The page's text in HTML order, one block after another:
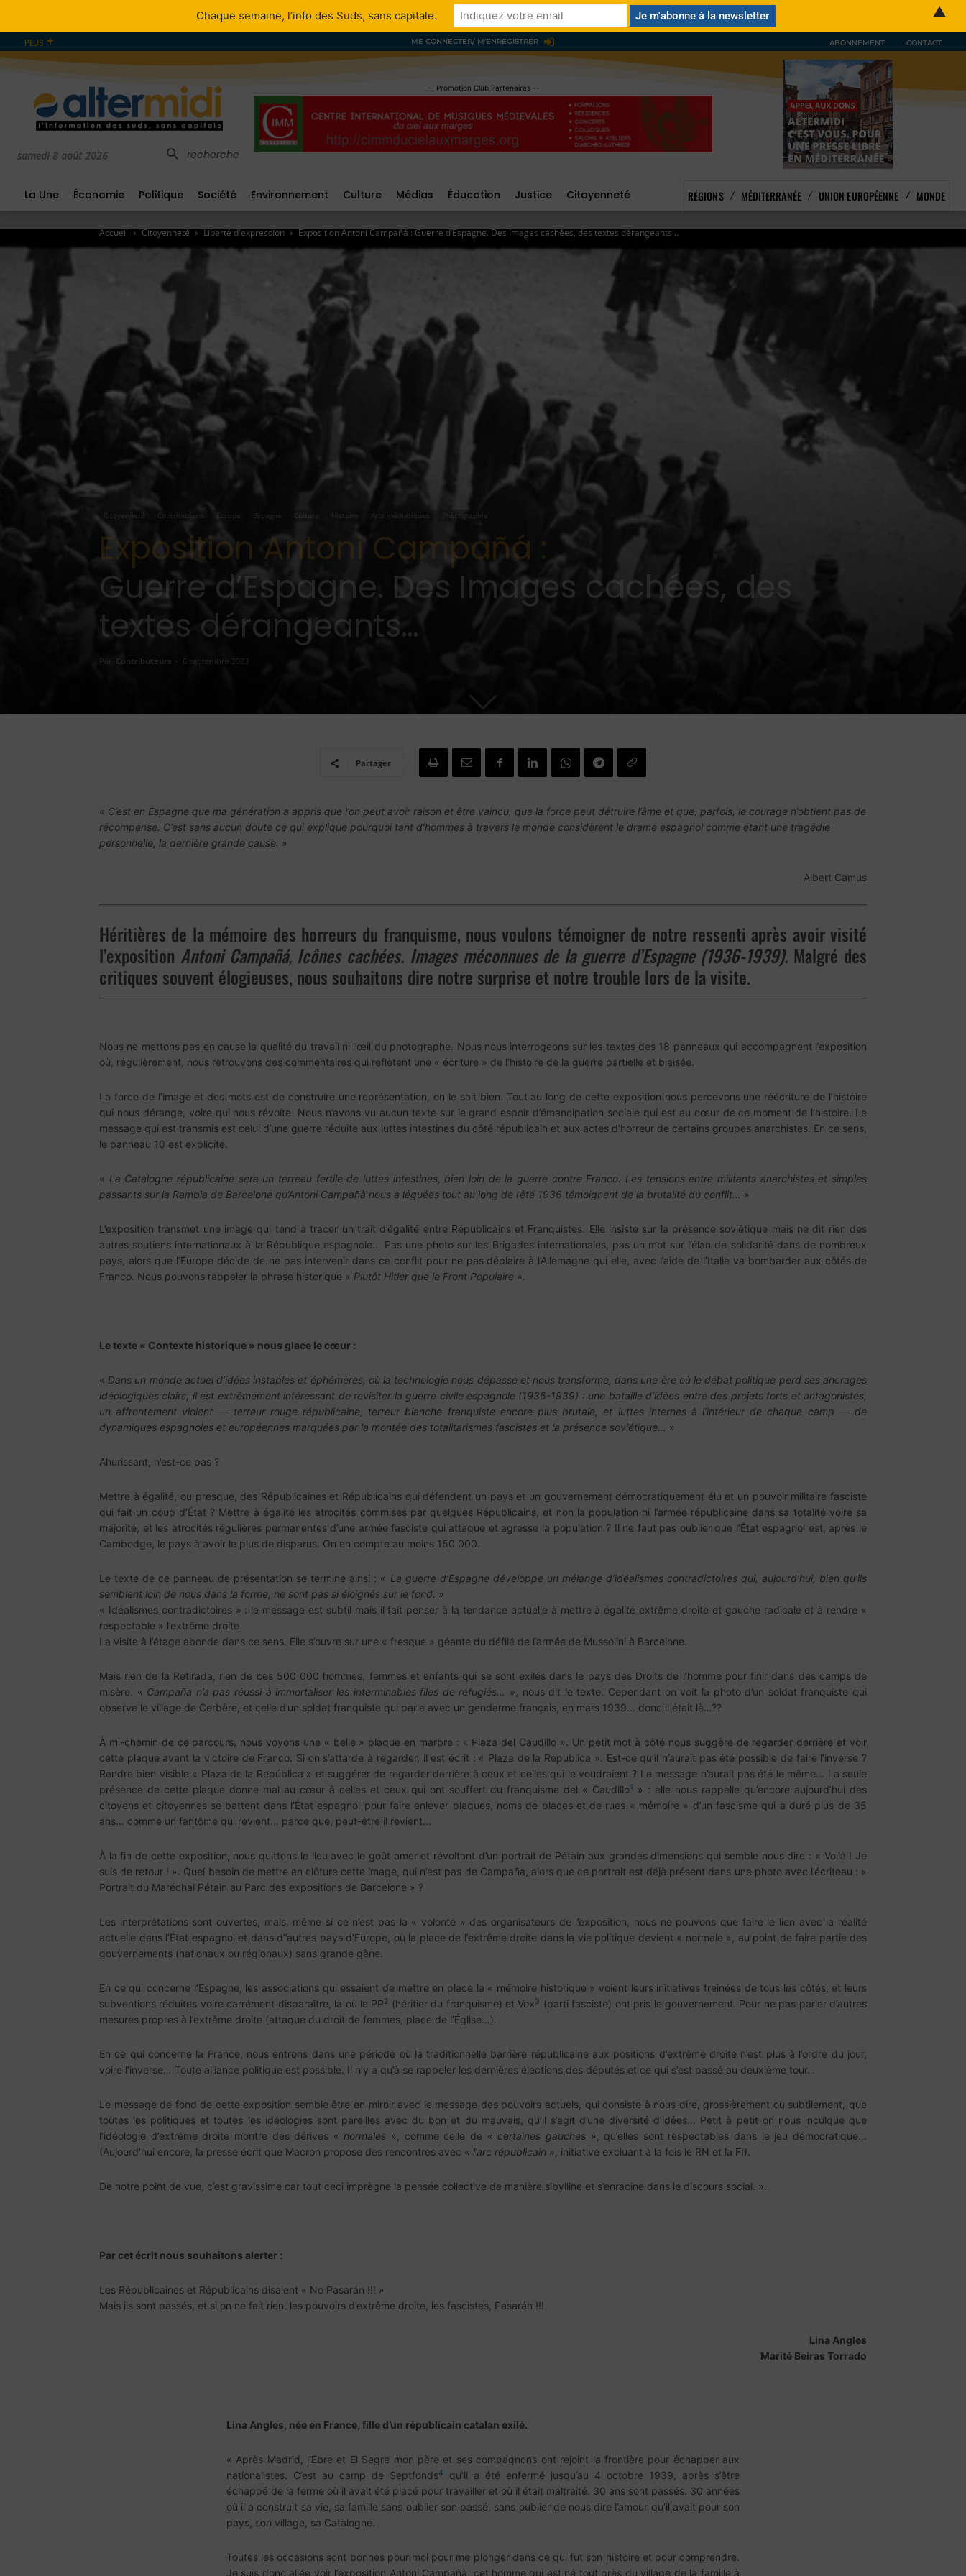
PLUS ME CONNECTER/ M'ENREGISTRER ABONNEMENT CONTACT
samedi 8 août 2026 recherche
-- Promotion Club Partenaires --
La Une Économie Politique Société Environnement Culture Médias Éducation Justice Citoyenneté RÉGIONS MÉDITERRANÉE UNION EUROPÉENNE MONDE
Accueil Citoyenneté Liberté d'expression Exposition Antoni Campañá : Guerre d’Espagne. Des Images cachées, des textes dérangeants…
Citoyenneté Contributions Europe Espagne Culture Histoire Arts médiatiques Photographie
Exposition Antoni Campañá :
Guerre d’Espagne. Des Images cachées, des
textes dérangeants…
Par Contributeurs - 6 septembre 2023
Partager
« C’est en Espagne que ma génération a appris que l’on peut avoir raison et être vaincu, que la force peut détruire l’âme et que, parfois, le courage n’obtient pas de
récompense. C’est sans aucun doute ce qui explique pourquoi tant d’hommes à travers le monde considèrent le drame espagnol comme étant une tragédie
personnelle, la dernière grande cause. »
Albert Camus
Héritières de la mémoire des horreurs du franquisme, nous voulons témoigner de notre ressenti après avoir visité
l’exposition Antoni Campañá, Icônes cachées. Images méconnues de la guerre d’Espagne (1936-1939). Malgré des
critiques souvent élogieuses, nous souhaitons dire notre surprise et notre trouble lors de la visite.
Nous ne mettons pas en cause la qualité du travail ni l’œil du photographe. Nous nous interrogeons sur les textes des 18 panneaux qui accompagnent l’exposition
où, régulièrement, nous retrouvons des commentaires qui reflètent une « écriture » de l’histoire de la guerre partielle et biaisée.
La force de l’image et des mots est de construire une représentation, on le sait bien. Tout au long de cette exposition nous percevons une réécriture de l’histoire
qui nous dérange, voire qui nous révolte. Nous n’avons vu aucun texte sur le grand espoir d’émancipation sociale qui est au cœur de ce moment de l’histoire. Le
message qui est transmis est celui d’une guerre réduite aux luttes intestines du côté républicain et aux actes d’horreur de certains groupes anarchistes. En ce sens,
le panneau 10 est explicite.
« La Catalogne républicaine sera un terreau fertile de luttes intestines, bien loin de la guerre contre Franco. Les tensions entre militants anarchistes et simples
passants sur la Rambla de Barcelone qu’Antoni Campañà nous a léguées tout au long de l’été 1936 témoignent de la brutalité du conflit…
»
L’exposition transmet une image qui tend à tracer un trait d’égalité entre Républicains et Franquistes. Elle insiste sur la présence soviétique mais ne dit rien des
autres soutiens internationaux à la République espagnole… Pas une photo sur les Brigades internationales, pas un mot sur l’élan de solidarité dans de nombreux
pays, alors que l’Europe décide de ne pas intervenir dans ce conflit pour ne pas déplaire à l’Allemagne qui elle, avec l’aide de l’Italie va bombarder aux côtés de
Franco. Nous pouvons rappeler la phrase historique « Plutôt Hitler que le Front Populaire ».
Le texte « Contexte historique » nous glace le cœur :
« Dans un monde actuel d’idées instables et éphémères, où la technologie nous dépasse et nous transforme, dans une ère où le débat politique perd ses ancrages
idéologiques clairs, il est extrêmement intéressant de revisiter la guerre civile espagnole (1936-1939) : une bataille d’idées entre des projets forts et antagonistes,
un affrontement violent — terreur rouge républicaine, terreur blanche franquiste encore plus brutale, et luttes internes à l’intérieur de chaque camp — de
dynamiques espagnoles et européennes marquées par la montée des totalitarismes fascistes et la présence soviétique…
»
Ahurissant, n’est-ce pas ?
Mettre à égalité, ou presque, des Républicaines et Républicains qui défendent un pays et un gouvernement démocratiquement élu et un pouvoir militaire fasciste
qui fait un coup d’État ? Mettre à égalité les atrocités commises par quelques Républicains, et non la population ni l’armée républicaine dans sa totalité voire sa
majorité, et les atrocités régulières permanentes d’une armée fasciste qui attaque et agresse la population ? Il ne faut pas oublier que l’État espagnol est, après le
Cambodge, le pays à avoir le plus de disparus. On en compte au moins 150 000.
Le texte de ce panneau de présentation se termine ainsi : « La guerre d’Espagne développe un mélange d’idéalismes contradictoires qui, aujourd’hui, bien qu’ils
semblent loin de nous dans la forme, ne sont pas si éloignés sur le fond. »
« Idéalismes contradictoires » : le message est subtil mais il fait penser à la tendance actuelle à mettre à égalité extrême droite et gauche radicale et à rendre «
respectable » l’extrême droite.
La visite à l’étage abonde dans ce sens. Elle s’ouvre sur une « fresque » géante du défilé de l’armée de Mussolini à Barcelone.
Mais rien de la Retirada, rien de ces 500 000 hommes, femmes et enfants qui se sont exilés dans le pays des Droits de l’homme pour finir dans des camps de
misère. « Campaña n’a pas réussi à immortaliser les interminables files de réfugiés…
», nous dit le texte. Cependant on voit la photo d’un soldat franquiste qui
observe le village de Cerbère, et celle d’un soldat franquiste qui parle avec un gendarme français, en mars 1939… donc il était là…??
À mi-chemin de ce parcours, nous voyons une « belle » plaque en marbre : « Plaza del Caudillo ». Un petit mot à côté nous suggère de regarder derrière et voir
cette plaque avant la victoire de Franco. Si on s’attarde à regarder, il est écrit : « Plaza de la República ». Est-ce qu’il n’aurait pas été possible de faire l’inverse ?
Rendre bien visible « Plaza de la República » et suggérer de regarder derrière à ceux et celles qui le voudraient ? Le message n’aurait pas été le même… La seule
présence de cette plaque donne mal au cœur à celles et ceux qui ont souffert du franquisme del « Caudillo1
» : elle nous rappelle qu’encore aujourd’hui des
citoyens et citoyennes se battent dans l’État espagnol pour faire enlever plaques, noms de places et de rues « mémoire » d’un fascisme qui a duré plus de 35
ans… comme un fantôme qui revient… parce que, peut-être il revient…
À la fin de cette exposition, nous quittons le lieu avec le goût amer et révoltant d’un portrait de Pétain aux grandes dimensions qui semble nous dire : « Voilà ! Je
suis de retour ! ». Quel besoin de mettre en clôture cette image, qui n’est pas de Campaña, alors que ce portrait est déjà présent dans une photo avec l’écriteau : «
Portrait du Maréchal Pétain au Parc des expositions de Barcelone » ?
Les interprétations sont ouvertes, mais, même si ce n’est pas la « volonté » des organisateurs de l’exposition, nous ne pouvons que faire le lien avec la réalité
actuelle dans l’État espagnol et dans d’’autres pays d’Europe, où la place de l’extrême droite dans la vie politique devient « normale », au point de faire partie des
gouvernements (nationaux ou régionaux) sans grande gêne.
En ce qui concerne l’Espagne, les associations qui essaient de mettre en place la « mémoire historique » voient leurs initiatives freinées de tous les côtés, et leurs
subventions réduites voire carrément disparaître, là où le PP2 (héritier du franquisme) et Vox3 (parti fasciste) ont pris le gouvernement. Pour ne pas parler d’autres
mesures propres à l’extrême droite (attaque du droit de femmes, place de l’Église…).
En ce qui concerne la France, nous entrons dans une période où la traditionnelle barrière républicaine aux positions d’extrême droite n’est plus à l’ordre du jour,
voire l’inverse… Toute alliance politique est possible. Il n’y a qu’à se rappeler les dernières élections des députés et ce qui s’est passé au deuxième tour…
Le message de fond de cette exposition semble être en miroir avec le message des pouvoirs actuels, qui consiste à nous dire, grossièrement ou subtilement, que
toutes les politiques et toutes les idéologies sont pareilles avec du bon et du mauvais, qu’il s’agit d’une diversité d’idées… Petit à petit on nous inculque que
l’idéologie d’extrême droite montre des dérives « normales », comme celle de « certaines gauches», qu’elles sont respectables dans le jeu démocratique…
(Aujourd’hui encore, la presse écrit que Macron propose des rencontres avec « l’arc républicain », initiative excluant à la fois le RN et la FI).
De notre point de vue, c’est gravissime car tout ceci imprègne la pensée collective de manière sibylline et s’enracine dans le discours social. ».
Par cet écrit nous souhaitons alerter :
Les Républicaines et Républicains disaient « No Pasarán !!! »
Mais ils sont passés, et si on ne fait rien, les pouvoirs d’extrême droite, les fascistes, Pasarán !!!
Lina Angles
Marité Beiras Torrado
Lina Angles, née en France, fille d’un républicain catalan exilé.
« Après Madrid, l’Ebre et El Segre mon père et ses compagnons ont rejoint la frontière pour échapper aux
nationalistes. C’est au camp de Septfonds4
qu’il a été enfermé jusqu’au 4 octobre 1939, après s’être
échappé de la ferme où il avait été placé pour travailler et où il était maltraité. 30 ans sont passés. 30 années
où il a construit sa vie, sa famille sans oublier son passé, sans oublier de nous dire l’amour qu’il avait pour son
pays, son village, sa Catalogne.
Toutes les occasions sont bonnes pour moi pour me plonger dans ce qui fut son histoire et pour comprendre.
Je suis donc allée voir l’exposition Antoni Campañà, cet homme qui est né tout près du village de la famille à
Chaque semaine, l’info des Suds, sans capitale. ▲